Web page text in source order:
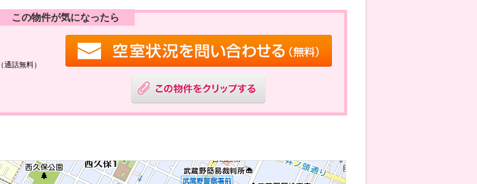
この物件が気になったら
（通話無料）